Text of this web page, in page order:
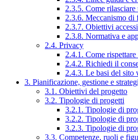
2.3.5. Come
2.3.6. Meccanismo di
2.3.7. Obiettivi
2.3.8. Normativa e
2.4. Privacy
2.4.1. Come
2.4.2. Richiedi il
2.4.3. Le basi del
3. Pianificazione, gestione e
3.1. Obiettivi del progetto
3.2. Tipologie di progetti
3.2.1. Tipologie di
3.2.2. Tipologie di
3.2.3. Tipologie di
3.3. Competenze, ruoli e